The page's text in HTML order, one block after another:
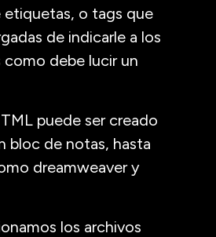
o tags que
de indicarle a los
como debe lucir un
puede ser creado
bloc de notas, hasta
dreamweaver y
los archivos